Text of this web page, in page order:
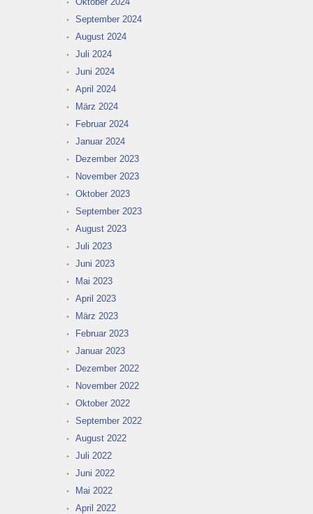
September 2024
August 2024
Juli 2024
Juni 2024
April 2024
März 2024
Februar 2024
Januar 2024
Dezember 2023
November 2023
Oktober 2023
September 2023
August 2023
Juli 2023
Juni 2023
Mai 2023
April 2023
März 2023
Februar 2023
Januar 2023
Dezember 2022
November 2022
Oktober 2022
September 2022
August 2022
Juli 2022
Juni 2022
Mai 2022
April 2022